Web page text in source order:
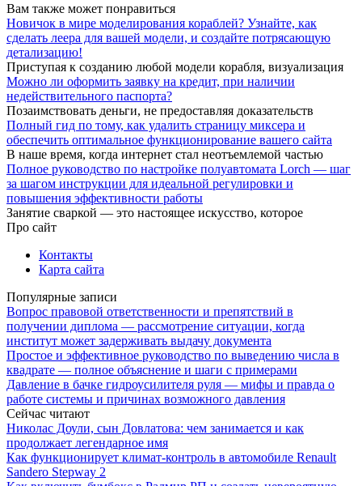
Вам также может понравиться
Новичок в мире моделирования кораблей? Узнайте, как
сделать леера для вашей модели, и создайте потрясающую
детализацию!
Приступая к созданию любой модели корабля, визуализация
Можно ли оформить заявку на кредит, при наличии
недействительного паспорта?
Позаимствовать деньги, не предоставляя доказательств
Полный гид по тому, как удалить страницу миксера и
обеспечить оптимальное функционирование вашего сайта
В наше время, когда интернет стал неотъемлемой частью
Полное руководство по настройке полуавтомата Lorch — шаг
за шагом инструкции для идеальной регулировки и
повышения эффективности работы
Занятие сваркой — это настоящее искусство, которое
Про сайт
Контакты
Карта сайта
Популярные записи
Вопрос правовой ответственности и препятствий в
получении диплома — рассмотрение ситуации, когда
институт может задерживать выдачу документа
Простое и эффективное руководство по выведению числа в
квадрате — полное объяснение и шаги с примерами
Давление в бачке гидроусилителя руля — мифы и правда о
работе системы и причинах возможного давления
Сейчас читают
Николас Доули, сын Довлатова: чем занимается и как
продолжает легендарное имя
Как функционирует климат-контроль в автомобиле Renault
Sandero Stepway 2